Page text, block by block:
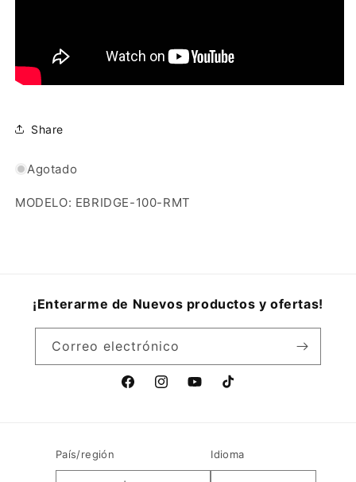
Share
Agotado
MODELO: EBRIDGE-100-RMT
¡Enterarme de Nuevos productos y ofertas!
Correo electrónico
FacebookInstagramYouTubeTikTok
País/región Idioma